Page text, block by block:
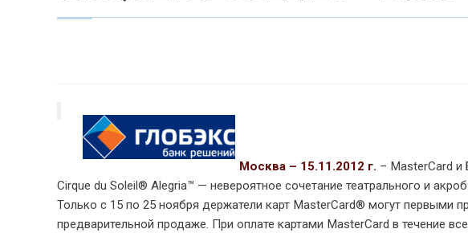
Москва – 15.11.2012 г. – MasterCard
Cirque du Soleil® Alegria™ — невероятное сочетание театрального и
Только с 15 по 25 ноября держатели карт MasterCard® могут первыми
предварительной продаже. При оплате картами MasterCard в течение